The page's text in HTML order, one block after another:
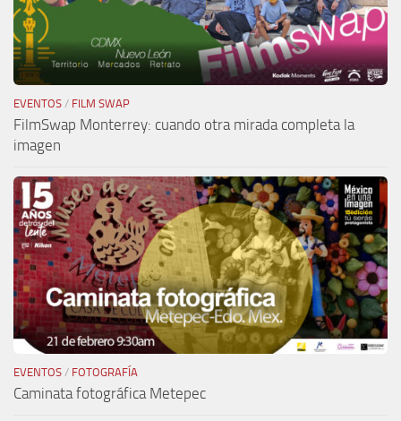
EVENTOS / FILM SWAP
FilmSwap Monterrey: cuando otra mirada completa la
imagen
EVENTOS / FOTOGRAFÍA
Caminata fotográfica Metepec